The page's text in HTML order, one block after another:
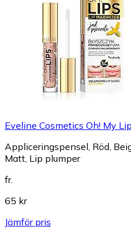
Eveline Cosmetics Oh! My
Appliceringspensel, Röd,
Matt, Lip plumper
fr.
65 kr
Jämför pris